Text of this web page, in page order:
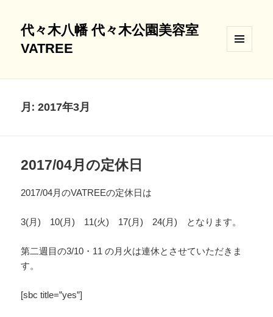
代々木八幡 代々木公園美容室
VATREE
ィジェ
月:2017年3月
2017/04月の定休日
2017/04月のVATREEの定休日は
3(月) 10(月) 11(火) 17(月) 24(月) となります。
第二週目の3/10・11 の月火は連休とさせていただきま
す。
[sbc title=”yes”]